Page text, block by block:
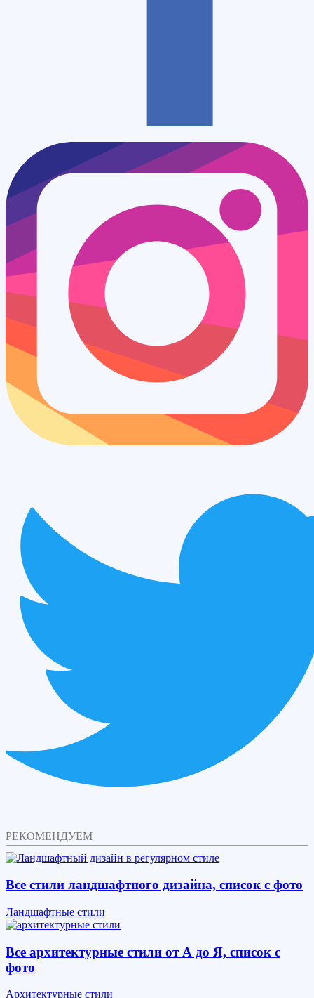
РЕКОМЕНДУЕМ
Все стили ландшафтного дизайна, список с фото
Ландшафтные стили
Все архитектурные стили от А до Я, список с
фото
Архитектурные стили